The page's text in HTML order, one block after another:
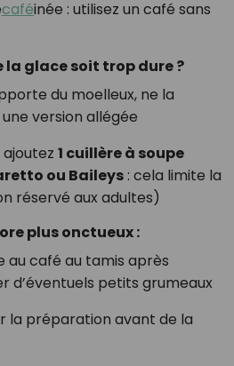
caféinée : utilisez un café sans
glace soit trop dure ?
du moelleux, ne la
version allégée
ajoutez 1 cuillère à soupe
ou Baileys: cela limite la
réservé aux adultes)
plus onctueux :
au café au tamis après
d’éventuels petits grumeaux
la préparation avant de la